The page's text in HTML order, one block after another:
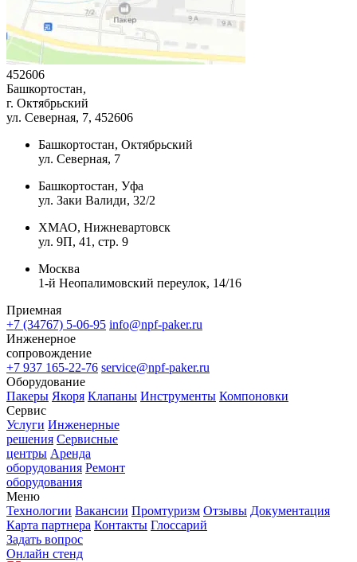
452606
Башкортостан,
г. Октябрьский
ул. Северная, 7, 452606
Башкортостан, Октябрьский
ул. Северная, 7
Башкортостан, Уфа
ул. Заки Валиди, 32/2
ХМАО, Нижневартовск
ул. 9П, 41, стр. 9
Москва
1-й Неопалимовский переулок, 14/16
Приемная
+7 (34767) 5-06-95 info@npf-paker.ru
Инженерное
сопровождение
+7 937 165-22-76 service@npf-paker.ru
Оборудование
Пакеры Якоря Клапаны Инструменты Компоновки
Сервис
Услуги Инженерные
решения Сервисные
центры Аренда
оборудования Ремонт
оборудования
Меню
Технологии Вакансии Промтуризм Отзывы Документация
Карта партнера Контакты Глоссарий
Задать вопрос
Онлайн стенд